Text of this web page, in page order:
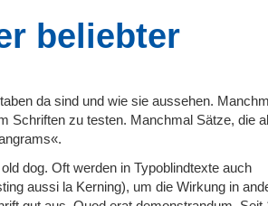
beliebter
da sind und wie sie aussehen.
Schriften zu testen. Manchmal Sätze, die
dog. Oft werden in Typoblindtexte auch
aussi la Kerning), um die Wirkung in